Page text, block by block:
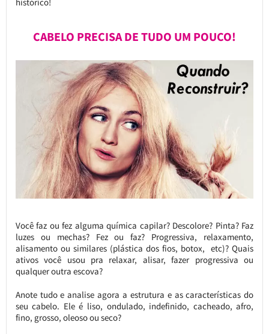
histórico!
CABELO PRECISA DE TUDO UM POUCO!
Você faz ou fez alguma química capilar? Descolore? Pinta? Faz
luzes ou mechas? Fez ou faz? Progressiva, relaxamento,
alisamento ou similares (plástica dos fios, botox, etc)? Quais
ativos você usou pra relaxar, alisar, fazer progressiva ou
qualquer outra escova?
Anote tudo e analise agora a estrutura e as características do
seu cabelo. Ele é liso, ondulado, indefinido, cacheado, afro,
fino, grosso, oleoso ou seco?